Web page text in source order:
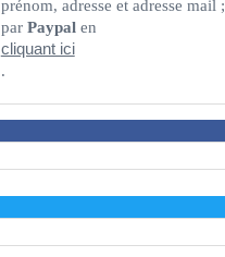
prénom, adresse et adresse mail ;
par Paypal en
cliquant ici
.